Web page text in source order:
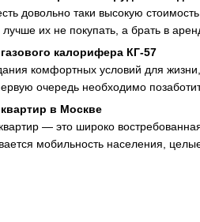
довольно таки высокую
их не покупать, а брать в
калорифера КГ-57
комфортных условий для
очередь необходимо
в Москве
— это широко
мобильность населения,